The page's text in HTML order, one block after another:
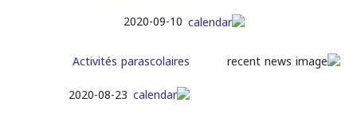
2020-09-10
Activités parascolaires
2020-08-23